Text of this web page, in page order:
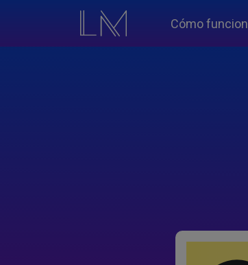
Cómo